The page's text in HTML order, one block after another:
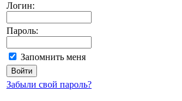
Логин:
Пароль:
Запомнить меня
Забыли свой пароль?